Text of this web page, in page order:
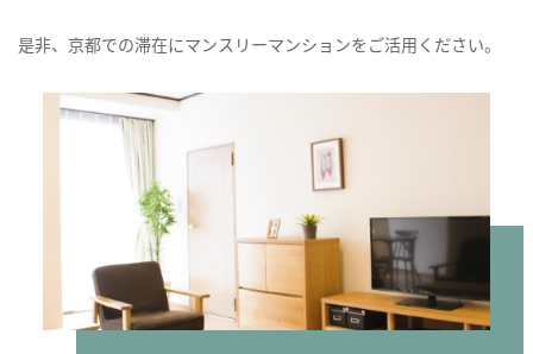
是非、京都での滞在にマンスリーマンションをご活用ください。